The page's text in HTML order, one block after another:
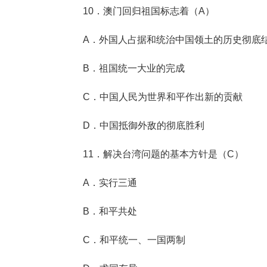
10．澳门回归祖国标志着（A）
A．外国人占据和统治中国领土的历史彻底
B．祖国统一大业的完成
C．中国人民为世界和平作出新的贡献
D．中国抵御外敌的彻底胜利
11．解决台湾问题的基本方针是（C）
A．实行三通
B．和平共处
C．和平统一、一国两制